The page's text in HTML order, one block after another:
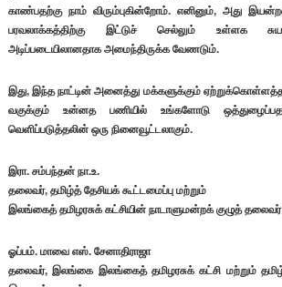
காண்பதற்கு நாம் விரும்புகின்றோம். எனினும், அது
பரவலாக்கத்திற்கு இட்டுச் செல்லும் உள்ளக
அடிப்படையிலானதாக அமைந்திருக்க வேணடும்.
இது, இந்த நாட்டின் அனைத்து மக்களுக்கும்
வகுக்கும் உன்னத பணியில் உங்களோடு
வெளிப்படுத்தலின் ஒரு நினைவூட்டலாகும்.
இரா. சம்பந்தன் நா.உ.
தலைவர், தமிழ்த் தேசியக் கூட்டமைப்பு மற்றும்
இலங்கைத் தமிழரசுக் கட்சியின் நாடாளுமன்றக் குழுத் தலைவர்
ஓப்பம். மாவை எஸ். சேனாதிராஜா
தலைவர், இலங்கை இலங்கைத் தமிழரசுக் கட்சி மற்றும்